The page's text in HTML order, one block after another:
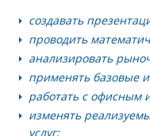
создавать
проводить
анализировать
применять базовые
работать с офисным
изменять
услуг;